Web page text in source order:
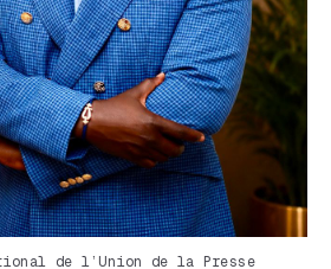
de l’Union de la Presse